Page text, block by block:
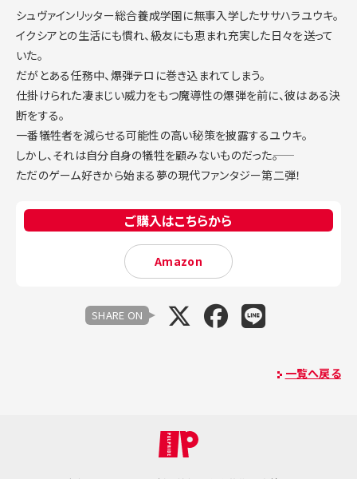
シュヴァインリッター総合養成学園に無事入学したササハラユウキ。
イクシアとの生活にも慣れ、級友にも恵まれ充実した日々を送って
いた。
だがとある任務中、爆弾テロに巻き込まれてしまう。
仕掛けられた凄まじい威力をもつ魔導性の爆弾を前に、彼はある決
断をする。
一番犠牲者を減らせる可能性の高い秘策を披露するユウキ。
しかし、それは自分自身の犠牲を顧みないものだった――。
ただのゲーム好きから始まる夢の現代ファンタジー第二弾！
ご購入はこちらから
Amazon
SHARE ON
一覧へ戻る